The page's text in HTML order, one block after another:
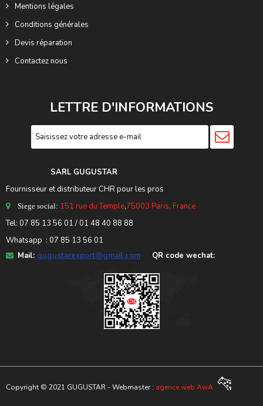
Mentions légales
Conditions générales
Devis réparation
Contactez nous
LETTRE D'INFORMATIONS
SARL GUGUSTAR
Fournisseur et distributeur CHR pour les pros
Siege social: 151 rue du Temple,75003 Paris, France
Tel: 07 85 13 56 01 / 01 48 40 88 88
Whatsapp : 07 85 13 56 01
Mail: gugustarexport@gmail.com QR code wechat:
Copyright © 2021 GUGUSTAR - Webmaster : agence web AwA 🐆